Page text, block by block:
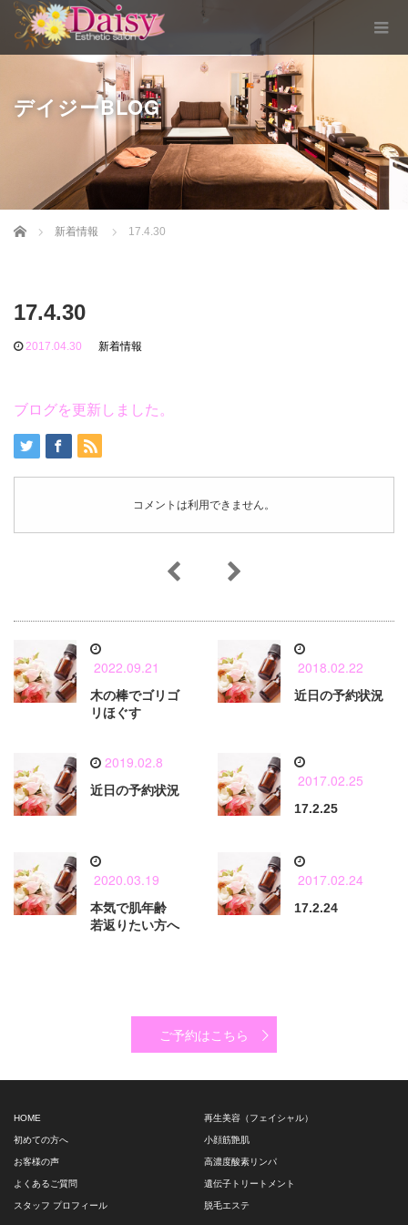
デイジーBLOG
Home 新着情報 17.4.30
17.4.30
2017.04.30 新着情報
ブログを更新しました。
コメントは利用できません。
2022.09.21
木の棒でゴリゴ
リほぐす
2018.02.22
近日の予約状況
2019.02.8
近日の予約状況
2017.02.25
17.2.25
2020.03.19
本気で肌年齢
若返りたい方へ
2017.02.24
17.2.24
ご予約はこちら
HOME
初めての方へ
お客様の声
よくあるご質問
スタッフ プロフィール
再生美容（フェイシャル）
小顔筋艶肌
高濃度酸素リンパ
遺伝子トリートメント
脱毛エステ